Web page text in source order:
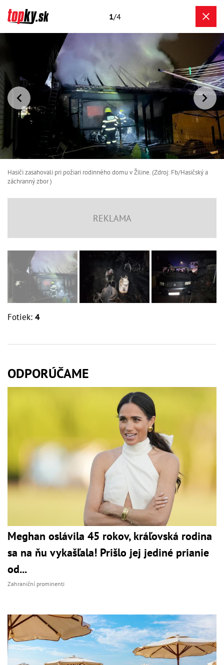
1/4
Hasiči zasahovali pri požiari rodinného domu v Žiline. (Zdroj: Fb/Hasičský a
záchranný zbor )
Fotiek: 4
ODPORÚČAME
Meghan oslávila 45 rokov, kráľovská rodina
sa na ňu vykašľala! Prišlo jej jediné prianie
od...
Zahraniční prominenti